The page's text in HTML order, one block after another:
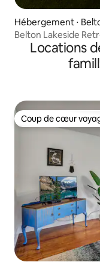
Hébergement ⋅
Belton Lakeside
Locations
Coup de cœur
Coup de cœur